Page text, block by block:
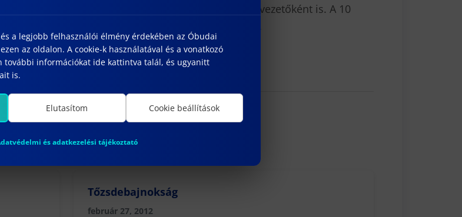
hogy megállják a helyüket vállalatvezetőként is. A 10
keretében mérkőznek meg az értékes díjakért.
Tőzsdebajnokság
február 27, 2012
a legjobb felhasználói élmény érdekében az Óbudai
az oldalon. A cookie-k használatával és a vonatkozó
további információkat ide kattintva talál, és ugyanitt
is.
Elutasítom Cookie beállítások
és adatkezelési tájékoztató